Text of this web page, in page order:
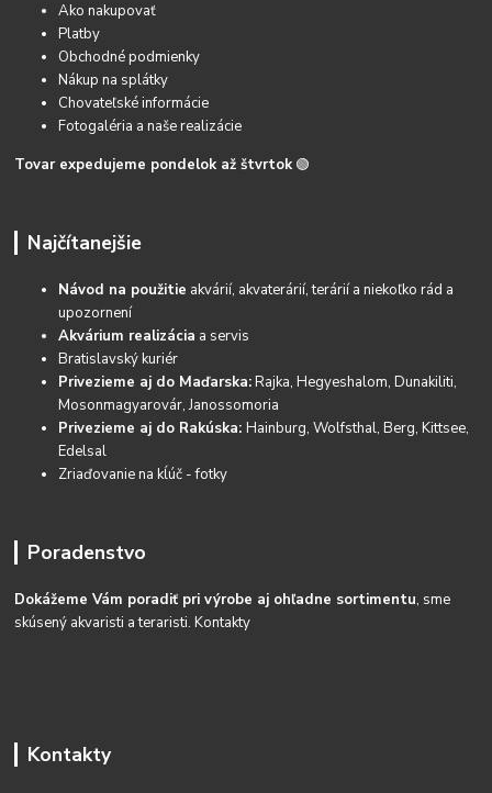
Ako nakupovať
Platby
Obchodné podmienky
Nákup na splátky
Chovateľské informácie
Fotogaléria a naše realizácie
Tovar expedujeme pondelok až štvrtok 🟢
Najčítanejšie
Návod na použitie akvárií, akvaterárií, terárií a niekoľko rád a
upozornení
Akvárium realizácia a servis
Bratislavský kuriér
Privezieme aj do Maďarska:Rajka, Hegyeshalom, Dunakiliti,
Mosonmagyarovár, Janossomoria
Privezieme aj do Rakúska:Hainburg, Wolfsthal, Berg, Kittsee,
Edelsal
Zriaďovanie na kĺúč - fotky
Poradenstvo
Dokážeme Vám poradiť pri výrobe aj ohľadne sortimentu, sme
skúsený akvaristi a teraristi.Kontakty
Kontakty